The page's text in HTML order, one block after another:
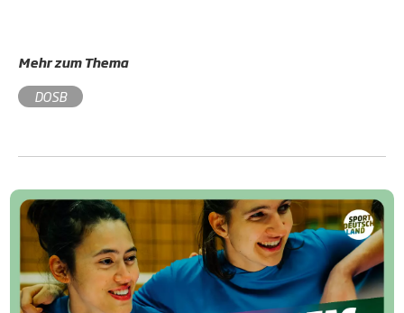
Mehr zum Thema
DOSB